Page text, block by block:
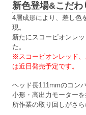
新色登場&こだわ
4層成形により、差し色
現。
新たにスコーピオンレ
た。
※スコーピオンレッド
は近日発売予定です。
ヘッド長111mmのコン
小形・高出力モーター
所作業の取り回しがさら